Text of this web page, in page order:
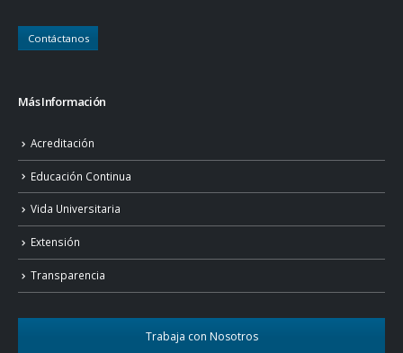
Contáctanos
Más Información
Acreditación
Educación Continua
Vida Universitaria
Extensión
Transparencia
Trabaja con Nosotros